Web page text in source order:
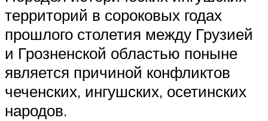
территорий в сороковых годах
прошлого столетия между Грузией
и Грозненской областью поныне
является причиной конфликтов
чеченских, ингушских, осетинских
народов.